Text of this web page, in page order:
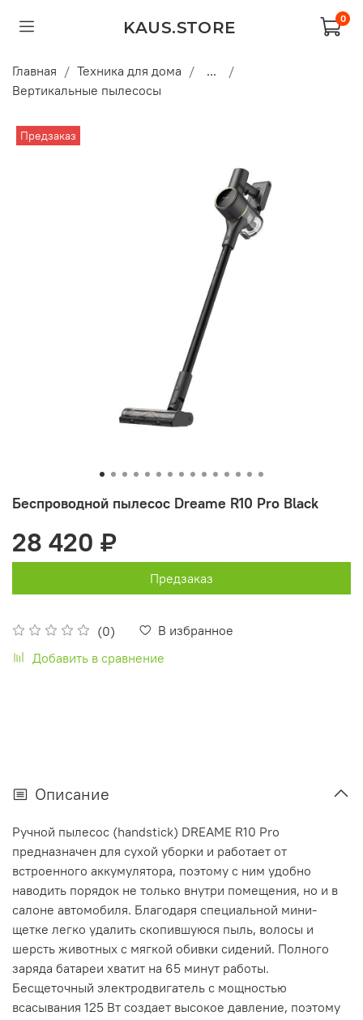
KAUS.STORE 0
Главная Техника для дома
...
Вертикальные пылесосы
Предзаказ
Беспроводной пылесос Dreame R10 Pro Black
(0)
В избранное
Добавить в сравнение
28 420 ₽
Предзаказ
Описание
Ручной пылесос (handstick) DREAME R10 Pro
предназначен для сухой уборки и работает от
встроенного аккумулятора, поэтому с ним удобно
наводить порядок не только внутри помещения, но и в
салоне автомобиля. Благодаря специальной мини-
щетке легко удалить скопившуюся пыль, волосы и
шерсть животных с мягкой обивки сидений. Полного
заряда батареи хватит на 65 минут работы.
Бесщеточный электродвигатель с мощностью
всасывания 125 Вт создает высокое давление, поэтому